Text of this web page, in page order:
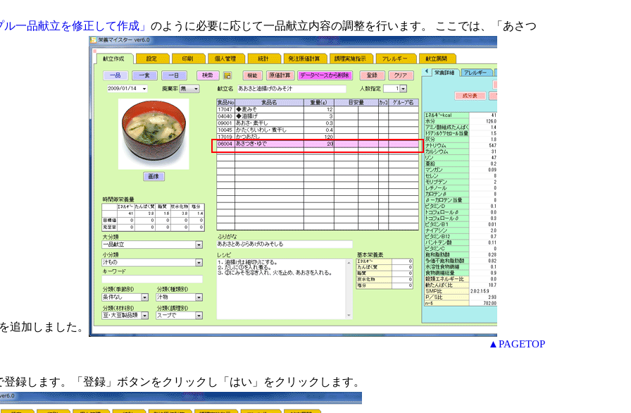
ル一品献立を修正して作成」 のように必要に応じて一品献立内容の調整を行います。 ここでは、「あさつ
追加しました。
▲PAGETOP
登録します。「登録」ボタンをクリックし「はい」をクリックします。